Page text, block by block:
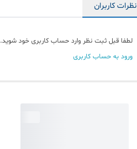
نظرات کاربران
لطفا قبل ثبت نظر وارد حساب کاربری خود شوید.
ورود به حساب کاربری